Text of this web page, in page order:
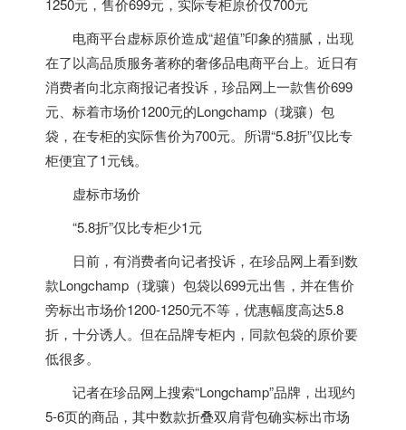
1250元，售价699元，实际专柜原价仅700元
电商平台虚标原价造成“超值”印象的猫腻，出现
在了以高品质服务著称的奢侈品电商平台上。近日有
消费者向北京商报记者投诉，珍品网上一款售价699
元、标着市场价1200元的Longchamp（珑骧）包
袋，在专柜的实际售价为700元。所谓“5.8折”仅比专
柜便宜了1元钱。
虚标市场价
“5.8折”仅比专柜少1元
日前，有消费者向记者投诉，在珍品网上看到数
款Longchamp（珑骧）包袋以699元出售，并在售价
旁标出市场价1200-1250元不等，优惠幅度高达5.8
折，十分诱人。但在品牌专柜内，同款包袋的原价要
低很多。
记者在珍品网上搜索“Longchamp”品牌，出现约
5-6页的商品，其中数款折叠双肩背包确实标出市场